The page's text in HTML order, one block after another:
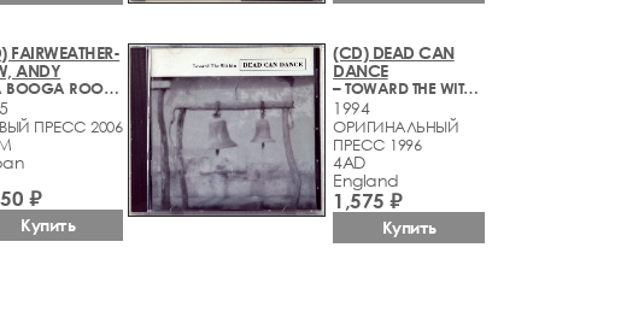
FAIRWEATHER-
ANDY
– LA BOOGA ROOGA
ПРЕСС 2006
₽
Купить
(CD) DEAD CAN
DANCE
– TOWARD THE WITHIN
1994
ОРИГИНАЛЬНЫЙ
ПРЕСС 1996
4AD
England
1,575 ₽
Купить